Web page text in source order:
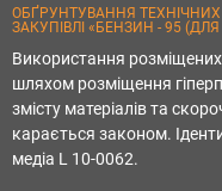
ОБҐРУНТУВАННЯ
ЗАКУПІВЛІ «БЕНЗИН - 95 (ДЛЯ
Використання розміщених
шляхом розміщення
змісту матеріалів та
карається законом.
медіа L 10-0062.